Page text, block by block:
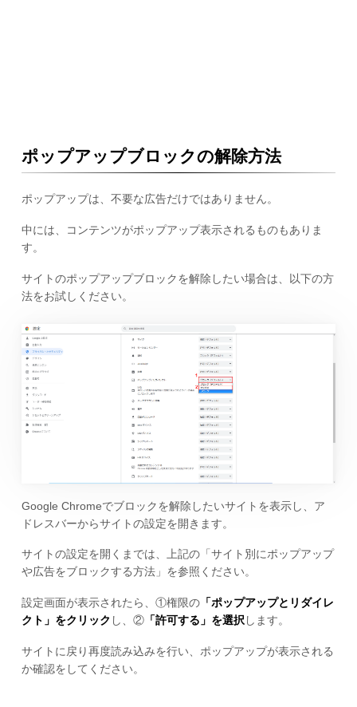
ポップアップブロックの解除方法
ポップアップは、不要な広告だけではありません。
中には、コンテンツがポップアップ表示されるものもありま
す。
サイトのポップアップブロックを解除したい場合は、以下の方
法をお試しください。
Google Chromeでブロックを解除したいサイトを表示し、ア
ドレスバーからサイトの設定を開きます。
サイトの設定を開くまでは、上記の「サイト別にポップアップ
や広告をブロックする方法」を参照ください。
設定画面が表示されたら、①権限の「ポップアップとリダイレ
クト」をクリック し、②「許可する」を選択します。
サイトに戻り再度読み込みを行い、ポップアップが表示される
か確認をしてください。